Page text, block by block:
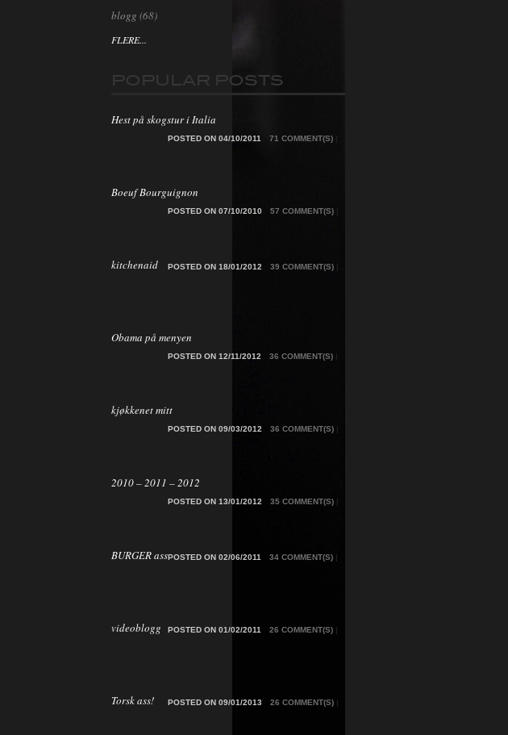
blogg (68)
FLERE...
POPULAR POSTS
Hest på skogstur i Italia
71 COMMENT(S)
POSTED ON 04/10/2011
Boeuf Bourguignon
57 COMMENT(S)
POSTED ON 07/10/2010
kitchenaid 39 COMMENT(S)
POSTED ON 18/01/2012
Obama på menyen
36 COMMENT(S)
POSTED ON 12/11/2012
kjøkkenet mitt
36 COMMENT(S) |
POSTED ON 09/03/2012
2010 – 2011 – 2012
35 COMMENT(S) |
POSTED ON 13/01/2012
BURGER ass 34 COMMENT(S) |
POSTED ON 02/06/2011
videoblogg 26 COMMENT(S) |
POSTED ON 01/02/2011
Torsk ass! 26 COMMENT(S) |
POSTED ON 09/01/2013